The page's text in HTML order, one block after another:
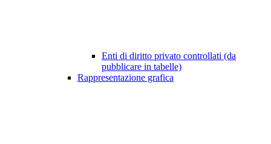
Enti di diritto privato controllati (da
pubblicare in tabelle)
Rappresentazione grafica